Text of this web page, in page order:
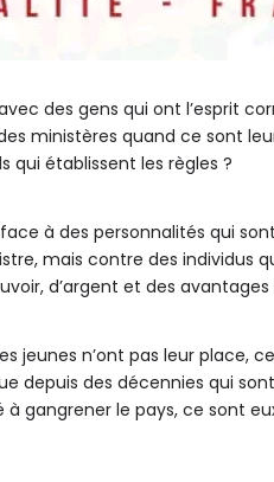
des gens qui ont l’esprit
ministères quand ce sont
qui établissent les règles ?
à des personnalités qui
mais contre des individus
d’argent et des
jeunes n’ont pas leur place,
depuis des décennies qui
gangrener le pays, ce sont